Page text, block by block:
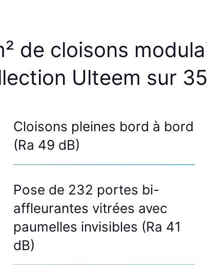
de cloisons
Ulteem sur
Cloisons pleines bord à bord
(Ra 49 dB)
Pose de 232 portes bi-
affleurantes vitrées avec
paumelles invisibles (Ra 41
dB)